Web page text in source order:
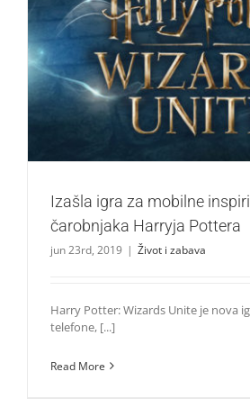
Izašla igra za mobilne inspirisana
Harryja Pottera
Život i zabava
Izašla igra za mobilne
čarobnjaka Harryja Pottera
jun 23rd, 2019 | Život i zabava
Harry Potter: Wizards Unite je nova
telefone, [...]
Read More